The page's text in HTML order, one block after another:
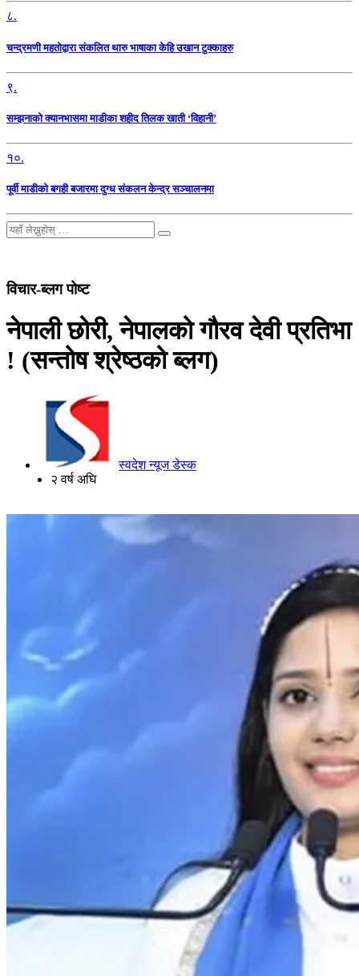
८.
चन्द्रमणी महतोद्वारा संकलित थारु भाषाका केहि उखान टुक्काहरु
९.
सम्झनाको क्यानभासमा माडीका शहीद तिलक खाती ‘विहानी’
१०.
पूर्वी माडीको बगही बजारमा दुग्ध संकलन केन्द्र सञ्चालनमा
विचार-ब्लग पोष्ट
नेपाली छोरी, नेपालको गौरव देवी प्रतिभा
! (सन्तोष श्रेष्ठको ब्लग)
स्वदेश न्यूज डेस्क
२ वर्ष अघि